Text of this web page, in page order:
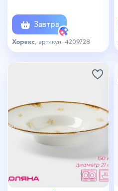
Завтра
Хорекс , артикул: 4209728